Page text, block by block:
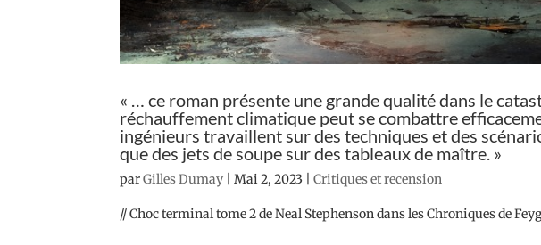
« … ce roman présente une grande qualité dans le
réchauffement climatique peut se combattre
ingénieurs travaillent sur des techniques et des
que des jets de soupe sur des tableaux de maître. »
parGilles Dumay |Mai 2, 2023 |Critiques et recension
// Choc terminal tome 2 de Neal Stephenson dans les Chroniques de